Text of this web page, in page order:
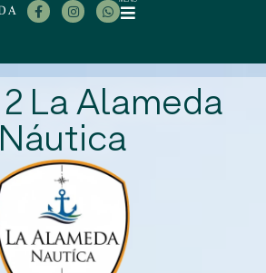
La Alameda
Náutica